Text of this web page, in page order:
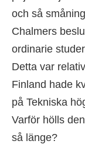
och så
Chalmers
ordinarie
Detta var
Finland hade
på Tekniska
Varför hölls
så länge?